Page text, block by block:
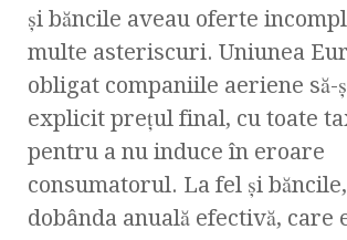
şi băncile aveau oferte
multe asteriscuri. Uniunea
obligat companiile aeriene să-
explicit preţul final, cu toate
pentru a nu induce în eroare
consumatorul. La fel şi
dobânda anuală efectivă, care